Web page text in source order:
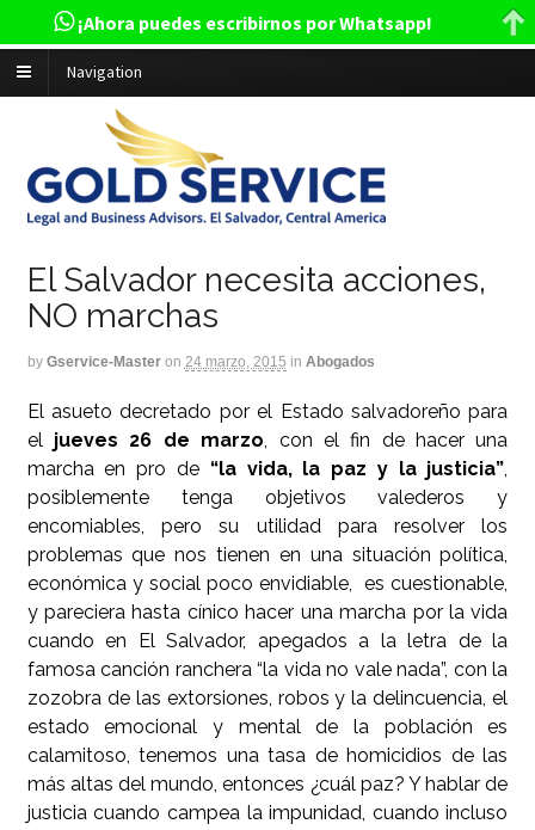
Navigation
El Salvador necesita acciones,
NO marchas
by Gservice-Master on 24 marzo, 2015 in Abogados
El asueto decretado por el Estado salvadoreño para
el jueves 26 de marzo, con el fin de hacer una
marcha en pro de “la vida, la paz y la justicia”,
posiblemente tenga objetivos valederos y
encomiables, pero su utilidad para resolver los
problemas que nos tienen en una situación política,
económica y social poco envidiable, es cuestionable,
y pareciera hasta cínico hacer una marcha por la vida
cuando en El Salvador, apegados a la letra de la
famosa canción ranchera “la vida no vale nada”, con la
zozobra de las extorsiones, robos y la delincuencia, el
estado emocional y mental de la población es
calamitoso, tenemos una tasa de homicidios de las
más altas del mundo, entonces ¿cuál paz? Y hablar de
justicia cuando campea la impunidad, cuando incluso
¡Ahora puedes escribirnos por Whatsapp!